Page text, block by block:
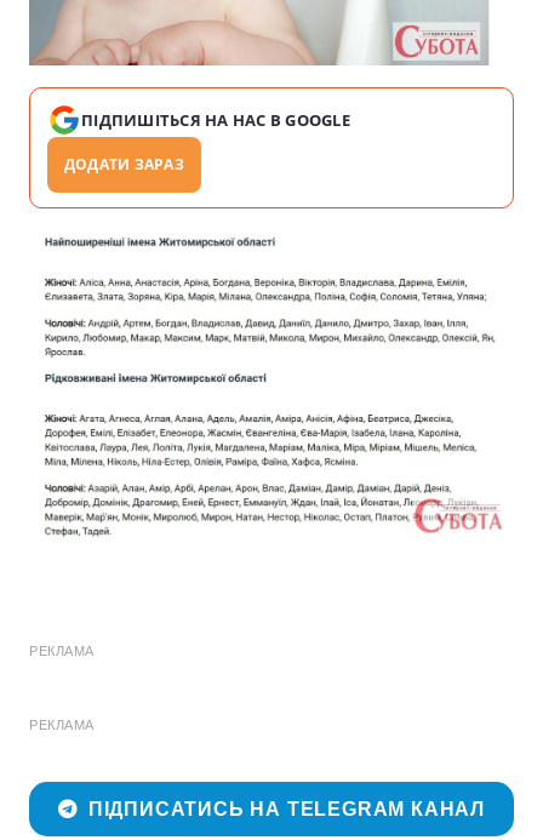
ПІДПИШІТЬСЯ НА НАС В GOOGLE
ДОДАТИ ЗАРАЗ
РЕКЛАМА
РЕКЛАМА
ПІДПИСАТИСЬ НА TELEGRAM КАНАЛ